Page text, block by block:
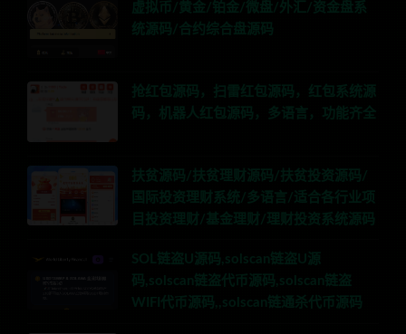
虚拟币/黄金/铂金/微盘/外汇/资金盘系
统源码/合约综合盘源码
抢红包源码，扫雷红包源码，红包系统源
码，机器人红包源码，多语言，功能齐全
扶贫源码/扶贫理财源码/扶贫投资源码/
国际投资理财系统/多语言/适合各行业项
目投资理财/基金理财/理财投资系统源码
SOL链盗U源码,solscan链盗U源
码,solscan链盗代币源码,solscan链盗
WIFI代币源码,,solscan链通杀代币源码